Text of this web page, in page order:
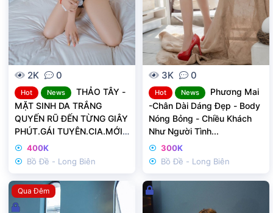
2K 0
Hot News
THẢO TÂY -
MẶT SINH DA TRẮNG
QUYẾN RŨ ĐẾN TỪNG GIÂY
PHÚT.GÁI TUYÊN.CIA.MỚI
VÀO NGHỀ
400K
Bồ Đề - Long Biên
3K 0
Hot News
Phương Mai
-Chân Dài Dáng Đẹp - Body
Nóng Bỏng - Chiều Khách
Như Người Tình...
300K
Bồ Đề - Long Biên
Qua Đêm
Đ
Đ